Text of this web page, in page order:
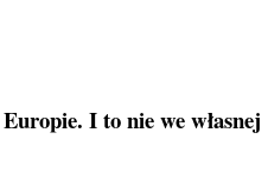
I to nie we własnej